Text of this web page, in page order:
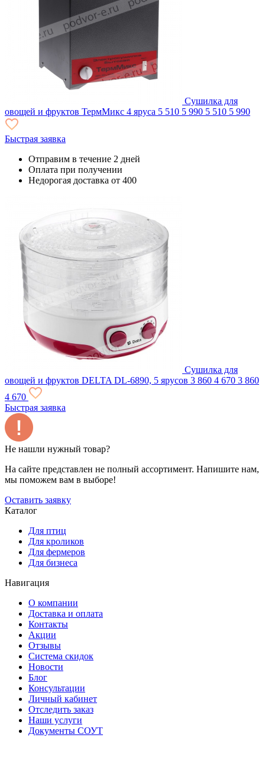
Сушилка для
овощей и фруктов ТермМикс 4 яруса 5 510 5 990 5 510 5 990
Быстрая заявка
Отправим в течение 2 дней
Оплата при получении
Недорогая доставка от 400
Сушилка для
овощей и фруктов DELTA DL-6890, 5 ярусов 3 860 4 670 3 860
4 670
Быстрая заявка
Не нашли нужный товар?
На сайте представлен не полный ассортимент. Напишите нам,
мы поможем вам в выборе!
Оставить заявку
Каталог
Для птиц
Для кроликов
Для фермеров
Для бизнеса
Навигация
О компании
Доставка и оплата
Контакты
Акции
Отзывы
Система скидок
Новости
Блог
Консультации
Личный кабинет
Отследить заказ
Наши услуги
Документы СОУТ